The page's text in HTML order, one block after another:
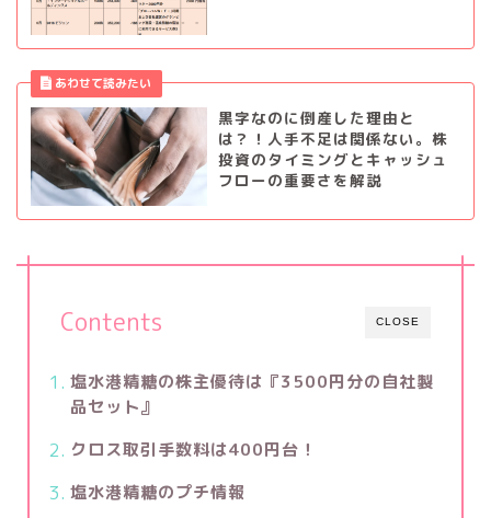
黒字なのに倒産した理由と
は？！人手不足は関係ない。株
投資のタイミングとキャッシュ
フローの重要さを解説
CLOSE
Contents
塩水港精糖の株主優待は『3500円分の自社製
品セット』
クロス取引手数料は400円台！
塩水港精糖のプチ情報